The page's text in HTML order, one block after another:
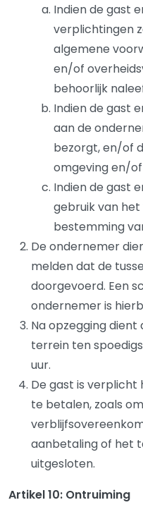
Indien de gast
verplichtingen
algemene
en/of
behoorlijk
Indien de gast
aan de
bezorgt, en/of
omgeving en/
Indien de gast
gebruik van
bestemming
De ondernemer
melden dat de
doorgevoerd. Een
ondernemer is
Na opzegging
terrein ten
uur.
De gast is
te betalen, zoals
aanbetaling of het
uitgesloten.
Artikel 10: Ontruiming